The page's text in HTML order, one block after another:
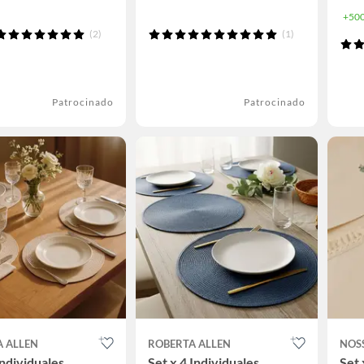
(2)
Patrocinado
(1)
Patrocinado
ALLEN ROBERTA ALLEN